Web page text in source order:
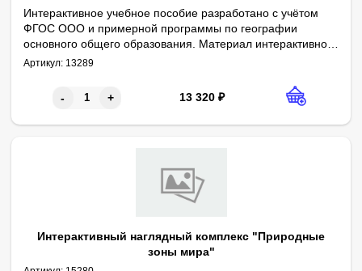
Интерактивное учебное пособие разработано с учётом
ФГОС ООО и примерной программы по географии
основного общего образования. Материал интерактивного
учебного пособия содержит учебные карты к курсу
1. Политическая карта мира. 2. Государства Зарубежной
Артикул: 13289
- + 13 320 ₽
Интерактивный наглядный комплекс "Природные
зоны мира"